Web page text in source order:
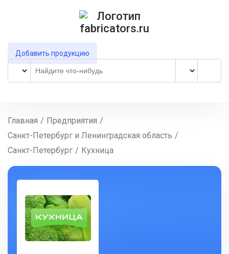
Добавить продукцию
Главная / Предприятия /
Санкт-Петербург и Ленинградская область /
Санкт-Петербург / Кухница